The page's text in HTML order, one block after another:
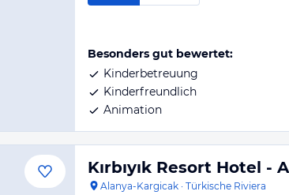
Besonders gut bewertet:
Kinderbetreuung
Kinderfreundlich
Animation
Kırbıyık Resort Hotel -
Alanya-Kargicak · Türkische Riviera